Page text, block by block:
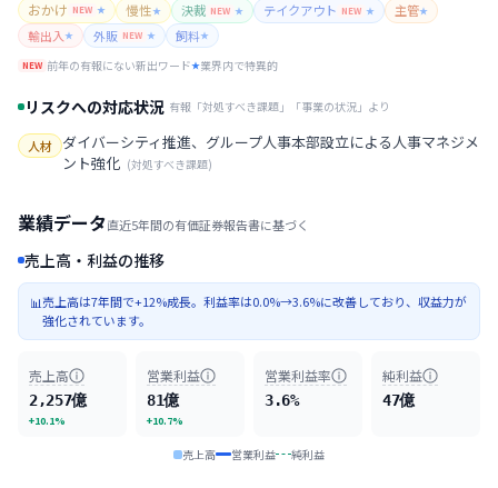
おかけ NEW ★ 慢性★ 決裁 NEW ★ テイクアウト NEW ★ 主管★
輸出入 ★ 外販 NEW ★ 飼料★
NEW 前年の有報にない新出ワード★業界内で特異的
リスクへの対応状況 有報「対処すべき課題」「事業の状況」より
人材
ダイバーシティ推進、グループ人事本部設立による人事マネジメ
ント強化 (対処すべき課題)
業績データ直近5年間の有価証券報告書に基づく
売上高・利益の推移
📊売上高は7年間で+12%成長。利益率は0.0%→3.6%に改善しており、収益力が
強化されています。
売上高
2,257億
+10.1%
営業利益
81億
+10.7%
営業利益率
3.6%
純利益
47億
売上高 営業利益 純利益